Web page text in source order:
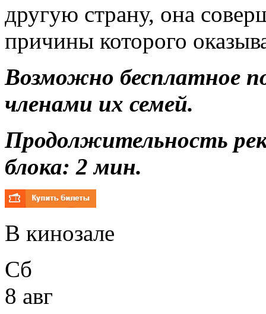
другую страну, она
причины которого
Возможно бесплатное
членами их семей.
Продолжительность
блока: 2 мин.
В кинозале
Сб
8 авг